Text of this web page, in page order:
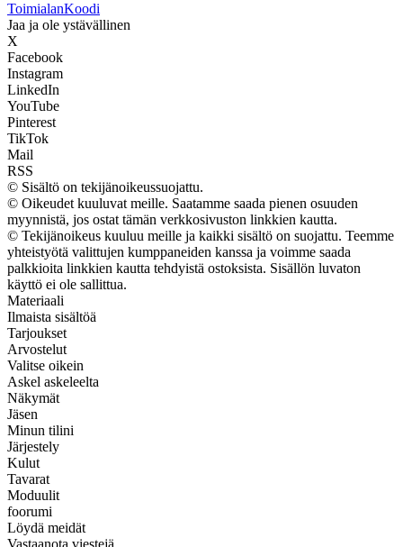
ToimialanKoodi
Jaa ja ole ystävällinen
X
Facebook
Instagram
LinkedIn
YouTube
Pinterest
TikTok
Mail
RSS
© Sisältö on tekijänoikeussuojattu.
© Oikeudet kuuluvat meille. Saatamme saada pienen osuuden
myynnistä, jos ostat tämän verkkosivuston linkkien kautta.
© Tekijänoikeus kuuluu meille ja kaikki sisältö on suojattu. Teemme
yhteistyötä valittujen kumppaneiden kanssa ja voimme saada
palkkioita linkkien kautta tehdyistä ostoksista. Sisällön luvaton
käyttö ei ole sallittua.
Materiaali
Ilmaista sisältöä
Tarjoukset
Arvostelut
Valitse oikein
Askel askeleelta
Näkymät
Jäsen
Minun tilini
Järjestely
Kulut
Tavarat
Moduulit
foorumi
Löydä meidät